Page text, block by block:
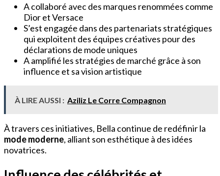
A collaboré avec des marques renommées comme
Dior et Versace
S’est engagée dans des partenariats stratégiques
qui exploitent des équipes créatives pour des
déclarations de mode uniques
A amplifié les stratégies de marché grâce à son
influence et sa vision artistique
À LIRE AUSSI : Aziliz Le Corre Compagnon
À travers ces initiatives, Bella continue de redéfinir la
mode moderne, alliant son esthétique à des idées
novatrices.